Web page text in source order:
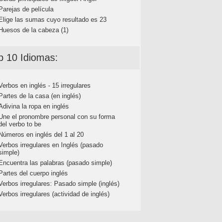
de película
las sumas cuyo resultado es 23
de la cabeza (1)
10 Idiomas:
en inglés - 15 irregulares
de la casa (en inglés)
la ropa en inglés
el pronombre personal con su forma
verbo to be
en inglés del 1 al 20
irregulares en Inglés (pasado
las palabras (pasado simple)
del cuerpo inglés
irregulares: Pasado simple (inglés)
irregulares (actividad de inglés)